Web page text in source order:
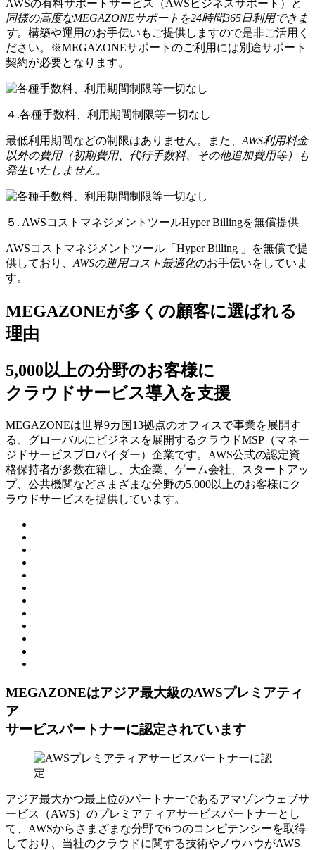
AWSの有料サポートサービス（AWSビジネスサポート）と
同様の高度なMEGAZONEサポートを24時間365日利用できま
す。 構築や運用のお手伝いもご提供しますので是非ご活用く
ださい。※MEGAZONEサポートのご利用には別途サポート
契約が必要となります。
４.各種手数料、利用期間制限等一切なし
最低利用期間などの制限はありません。また、 AWS利用料金
以外の費用（初期費用、代行手数料、その他追加費用等）も
発生いたしません。
５. AWSコストマネジメントツールHyper Billingを無償提供
AWSコストマネジメントツール「Hyper Billing 」を無償で提
供しており、 AWSの運⽤コスト最適化のお⼿伝いをしていま
す。
MEGAZONEが多くの顧客に選ばれる
理由
5,000以上の分野のお客様に
クラウドサービス導入を支援
MEGAZONEは世界9カ国13拠点のオフィスで事業を展開す
る、グローバルにビジネスを展開するクラウドMSP（マネー
ジドサービスプロバイダー）企業です。AWS公式の認定資
格保持者が多数在籍し、⼤企業、ゲーム会社、スタートアッ
プ、公共機関などさまざまな分野の5,000以上のお客様にク
ラウドサービスを提供しています。
MEGAZONEはアジア最⼤級のAWSプレミアティ
ア
サービスパートナーに認定されています
アジア最大かつ最上位のパートナーであるアマゾンウェブサ
ービス（AWS）のプレミアティアサービスパートナーとし
て、AWSからさまざまな分野で6つのコンピテンシーを取得
しており、当社のクラウドに関する技術やノウハウがAWS